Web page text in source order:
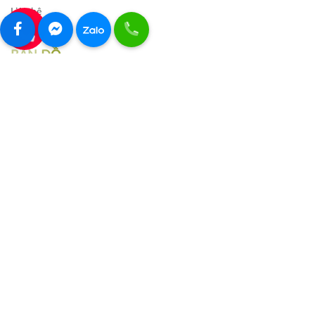
Liên hệ
BẢN ĐỒ
0907322242